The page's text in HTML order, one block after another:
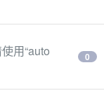
用“auto
0